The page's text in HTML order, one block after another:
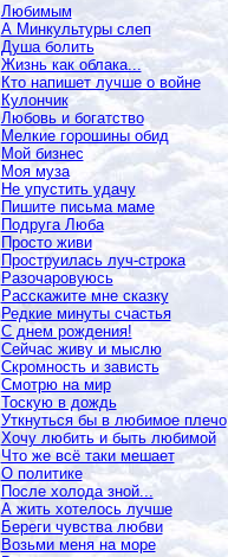
Любимым
А Минкультуры слеп
Душа болить
Жизнь как облака...
Кто напишет лучше о войне
Кулончик
Любовь и богатство
Мелкие горошины обид
Мой бизнес
Моя муза
Не упустить удачу
Пишите письма маме
Подруга Люба
Просто живи
Проструилась луч-строка
Разочаровуюсь
Расскажите мне сказку
Редкие минуты счастья
С днем рождения!
Сейчас живу и мыслю
Скромность и зависть
Смотрю на мир
Тоскую в дождь
Уткнуться бы в любимое плечо
Хочу любить и быть любимой
Что же всё таки мешает
О политике
После холода зной...
А жить хотелось лучше
Береги чувства любви
Возьми меня на море